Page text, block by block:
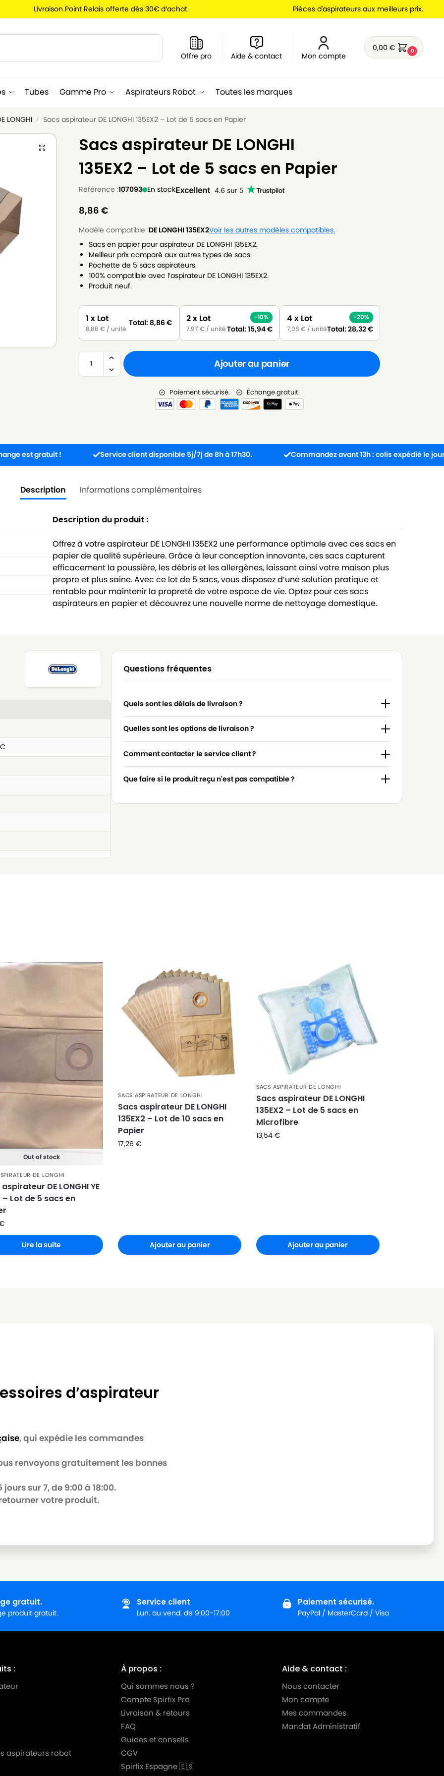
Livraison Point Relais offerte dès 30€ d’achat. Pièces d'aspirateurs aux meilleurs prix.
Offre pro Aide & contact Mon compte
0,00€ 0
Tubes Gamme Pro Aspirateurs Robot Toutes les marques
LONGHI / Sacs aspirateur DE LONGHI 135EX2 – Lot de 5 sacs en Papier
Sacs aspirateur DE LONGHI
135EX2 – Lot de 5 sacs en Papier
Référence :107093 En stock
8,86 €
Modèle compatible :DE LONGHI 135EX2Voir les autres modèles compatibles.
Sacs en papier pour aspirateur DE LONGHI 135EX2.
Meilleur prix comparé aux autres types de sacs.
Pochette de 5 sacs aspirateurs.
100% compatible avec l’aspirateur DE LONGHI 135EX2.
Produit neuf.
1 x Lot
8,86€ / unité
Total: 8,86€ 2 x Lot
7,97€ / unité
-10%
Total: 15,94€
4 x Lot
7,08 € / unité
-20%
Total: 28,32€
Ajouter au panier
Paiement sécurisé. Échange gratuit.
! Service client disponible 5j/7j de 8h à 17h30. Commandez avant 13h : colis expédié le jour même.
Description Informations complémentaires
Description du produit :
Offrez à votre aspirateur DE LONGHI 135EX2 une performance optimale avec ces sacs en
papier de qualité supérieure. Grâce à leur conception innovante, ces sacs capturent
efficacement la poussière, les débris et les allergènes, laissant ainsi votre maison plus
propre et plus saine. Avec ce lot de 5 sacs, vous disposez d’une solution pratique et
rentable pour maintenir la propreté de votre espace de vie. Optez pour ces sacs
aspirateurs en papier et découvrez une nouvelle norme de nettoyage domestique.
Questions fréquentes
Quels sont les délais de livraison ?
Quelles sont les options de livraison ?
Comment contacter le service client ?
Que faire si le produit reçu n'est pas compatible ?
Out of stock
DE LONGHI
DE LONGHI YE
– Lot de 5 sacs en
Lire la suite
SACS ASPIRATEUR DE LONGHI
Sacs aspirateur DE LONGHI
135EX2 – Lot de 10 sacs en
Papier
17,26€
Ajouter au panier
SACS ASPIRATEUR DE LONGHI
Sacs aspirateur DE LONGHI
135EX2 – Lot de 5 sacs en
Microfibre
13,54€
Ajouter au panier
d’aspirateur
, qui expédie les commandes
renvoyons gratuitement les bonnes
sur 7, de 9:00 à 18:00.
votre produit.
gratuit.
produit gratuit.
Service client
Lun. au vend. de 9:00-17:00
Paiement sécurisé.
PayPal / MasterCard / Visa
:
aspirateurs robot
À propos :
Qui sommes nous ?
Compte Spirfix Pro
Livraison & retours
FAQ
Guides et conseils
CGV
Spirfix Espagne 🇪🇸
Aide & contact :
Nous contacter
Mon compte
Mes commandes
Mandat Administratif